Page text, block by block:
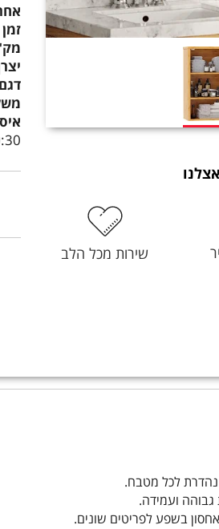
שירות מכל הלב
נהדרת לכל מטבח.
ועמידה.
בשפע לפריטים שונים.